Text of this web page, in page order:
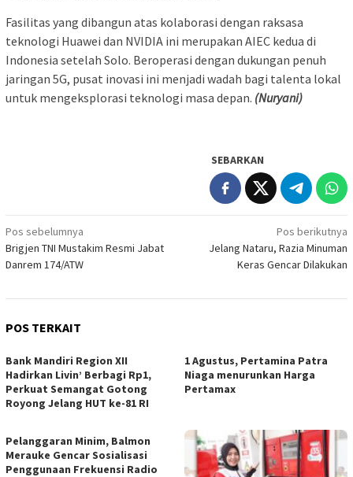
Fasilitas yang dibangun atas kolaborasi dengan raksasa
teknologi Huawei dan NVIDIA ini merupakan AIEC kedua di
Indonesia setelah Solo. Beroperasi dengan dukungan penuh
jaringan 5G, pusat inovasi ini menjadi wadah bagi talenta lokal
untuk mengeksplorasi teknologi masa depan. (Nuryani)
SEBARKAN
Navigasi
pos
Pos sebelumnya
Brigjen TNI Mustakim Resmi Jabat
Danrem 174/ATW
Pos berikutnya
Jelang Nataru, Razia Minuman
Keras Gencar Dilakukan
POS TERKAIT
Bank Mandiri Region XII
Hadirkan Livin’ Berbagi Rp1,
Perkuat Semangat Gotong
Royong Jelang HUT ke-81 RI
1 Agustus, Pertamina Patra
Niaga menurunkan Harga
Pertamax
Pelanggaran Minim, Balmon
Merauke Gencar Sosialisasi
Penggunaan Frekuensi Radio